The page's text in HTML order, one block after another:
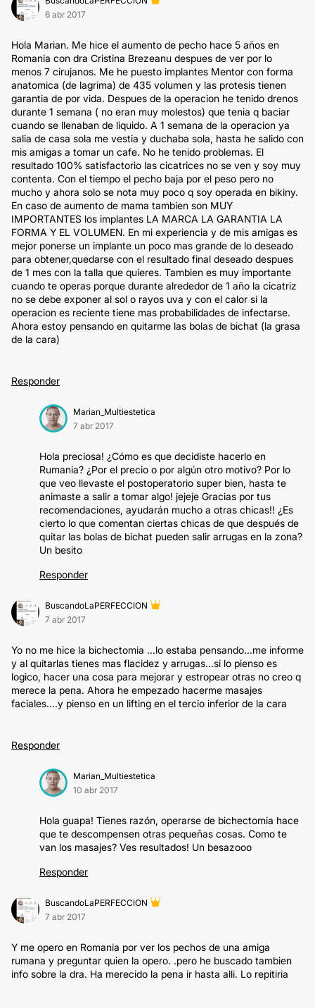
6 abr 2017
Hola Marian. Me hice el aumento de pecho hace 5 años en
Romania con dra Cristina Brezeanu despues de ver por lo
menos 7 cirujanos. Me he puesto implantes Mentor con forma
anatomica (de lagrima) de 435 volumen y las protesis tienen
garantia de por vida. Despues de la operacion he tenido drenos
durante 1 semana ( no eran muy molestos) que tenia q baciar
cuando se llenaban de liquido. A 1 semana de la operacion ya
salia de casa sola me vestia y duchaba sola, hasta he salido con
mis amigas a tomar un cafe. No he tenido problemas. El
resultado 100% satisfactorio las cicatrices no se ven y soy muy
contenta. Con el tiempo el pecho baja por el peso pero no
mucho y ahora solo se nota muy poco q soy operada en bikiny.
En caso de aumento de mama tambien son MUY
IMPORTANTES los implantes LA MARCA LA GARANTIA LA
FORMA Y EL VOLUMEN. En mi experiencia y de mis amigas es
mejor ponerse un implante un poco mas grande de lo deseado
para obtener,quedarse con el resultado final deseado despues
de 1 mes con la talla que quieres. Tambien es muy importante
cuando te operas porque durante alrededor de 1 año la cicatriz
no se debe exponer al sol o rayos uva y con el calor si la
operacion es reciente tiene mas probabilidades de infectarse.
Ahora estoy pensando en quitarme las bolas de bichat (la grasa
de la cara)
Responder
Marian_Multiestetica
7 abr 2017
Hola preciosa! ¿Cómo es que decidiste hacerlo en
Rumania? ¿Por el precio o por algún otro motivo? Por lo
que veo llevaste el postoperatorio super bien, hasta te
animaste a salir a tomar algo! jejeje Gracias por tus
recomendaciones, ayudarán mucho a otras chicas!! ¿Es
cierto lo que comentan ciertas chicas de que después de
quitar las bolas de bichat pueden salir arrugas en la zona?
Un besito
Responder
BuscandoLaPERFECCION
7 abr 2017
Yo no me hice la bichectomia ...lo estaba pensando...me informe
y al quitarlas tienes mas flacidez y arrugas...si lo pienso es
logico, hacer una cosa para mejorar y estropear otras no creo q
merece la pena. Ahora he empezado hacerme masajes
faciales....y pienso en un lifting en el tercio inferior de la cara
Responder
Marian_Multiestetica
10 abr 2017
Hola guapa! Tienes razón, operarse de bichectomia hace
que te descompensen otras pequeñas cosas. Como te
van los masajes? Ves resultados! Un besazooo
Responder
BuscandoLaPERFECCION
7 abr 2017
Y me opero en Romania por ver los pechos de una amiga
rumana y preguntar quien la opero. .pero he buscado tambien
info sobre la dra. Ha merecido la pena ir hasta alli. Lo repitiria